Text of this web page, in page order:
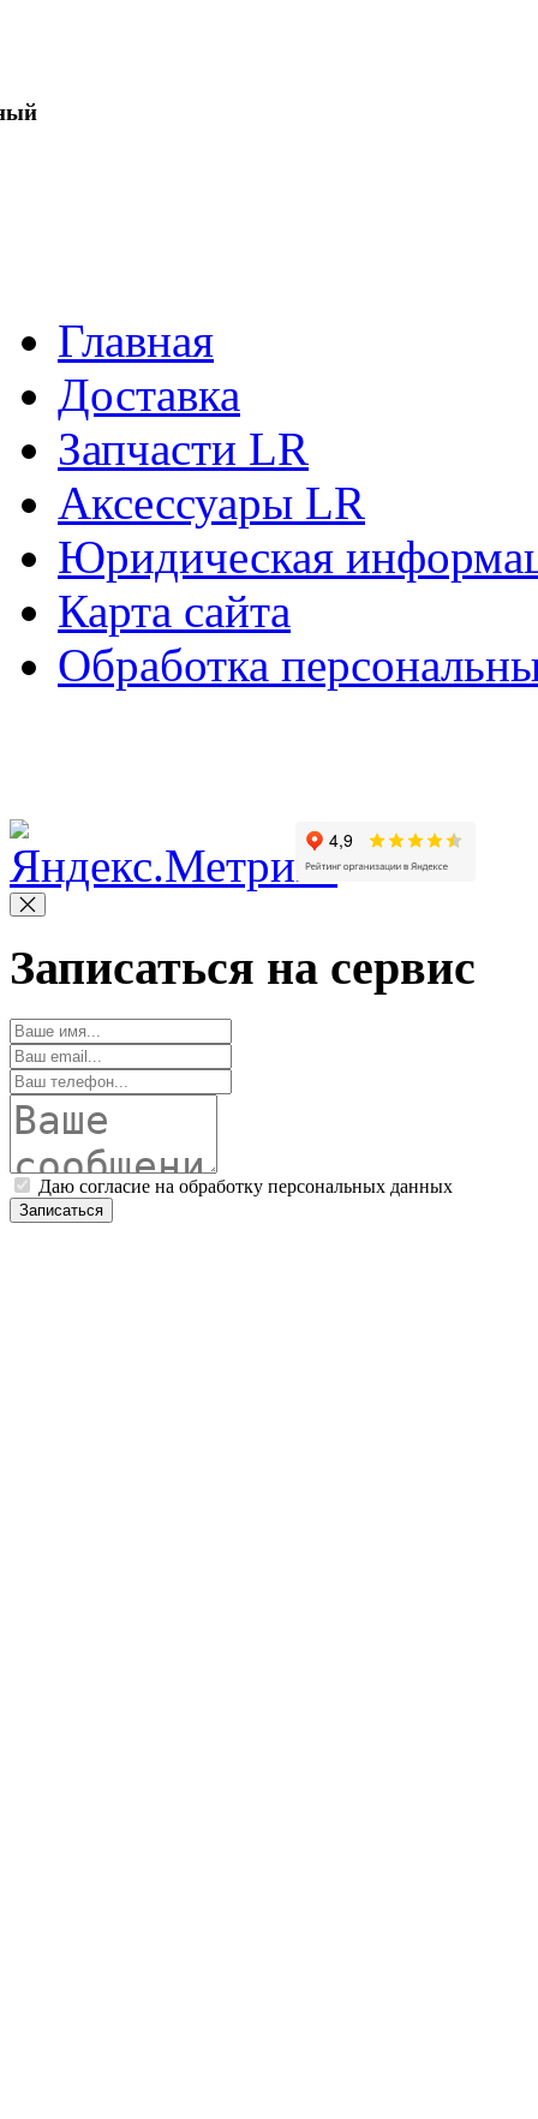
Главная
Доставка
Запчасти LR
Аксессуары LR
Юридическая
Карта сайта
Обработка
Записаться на сервис
Даю согласие на обработку персональных данных
Записаться